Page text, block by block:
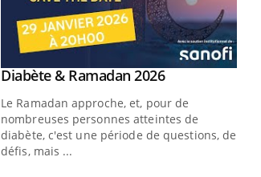
Youtube
Diabète & Ramadan 2026Youtube
Le Ramadan approche, et, pour de
nombreuses personnes atteintes de
diabète, c'est une période de questions, de
défis, mais ...